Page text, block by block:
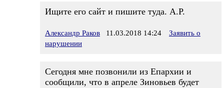
Ищите его сайт и пишите туда. А.Р.
Александр Раков 11.03.2018 14:24
Заявить о
нарушении
Сегодня мне позвонили из Епархии и
сообщили, что в апреле Зиновьев будет